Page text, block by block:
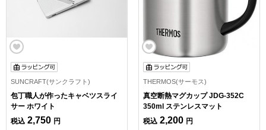
SUNCRAFT(サンクラフト)
包丁職人が作ったキャベツスライ
サー ホワイト
税込 2,750 円
THERMOS(サーモス)
真空断熱マグカップ JDG-352C
350ml ステンレスマット
税込 2,200 円